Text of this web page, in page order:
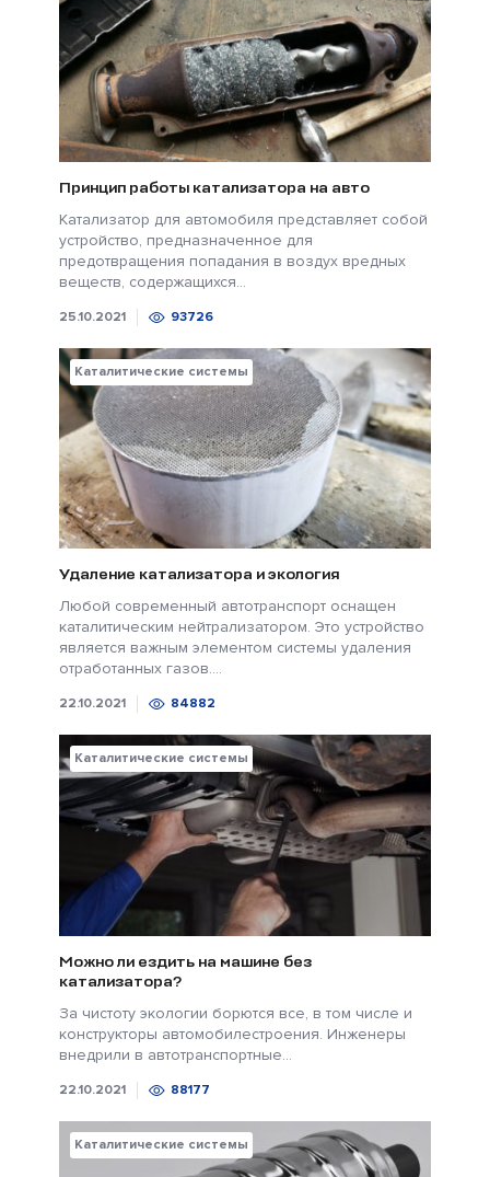
Принцип работы катализатора на авто
Катализатор для автомобиля представляет собой
устройство, предназначенное для
предотвращения попадания в воздух вредных
веществ, содержащихся...
25.10.2021 93726
Каталитические системы
Удаление катализатора и экология
Любой современный автотранспорт оснащен
каталитическим нейтрализатором. Это устройство
является важным элементом системы удаления
отработанных газов....
22.10.2021 84882
Каталитические системы
Можно ли ездить на машине без
катализатора?
За чистоту экологии борются все, в том числе и
конструкторы автомобилестроения. Инженеры
внедрили в автотранспортные...
22.10.2021 88177
Каталитические системы